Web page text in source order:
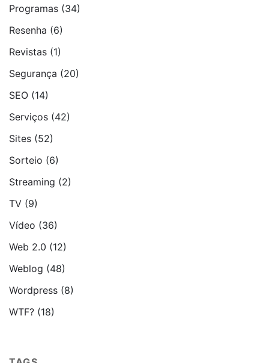
Programas (34)
Resenha (6)
Revistas (1)
Segurança (20)
SEO (14)
Serviços (42)
Sites (52)
Sorteio (6)
Streaming (2)
TV (9)
Vídeo (36)
Web 2.0 (12)
Weblog (48)
Wordpress (8)
WTF? (18)